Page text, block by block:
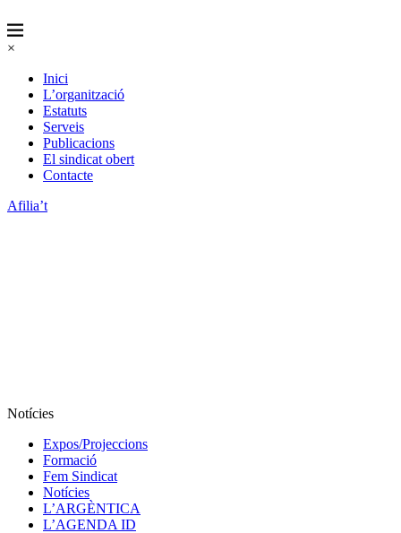
×
Inici
L’organització
Estatuts
Serveis
Publicacions
El sindicat obert
Contacte
Afilia’t
Notícies
Expos/Projeccions
Formació
Fem Sindicat
Notícies
L’ARGÈNTICA
L’AGENDA ID